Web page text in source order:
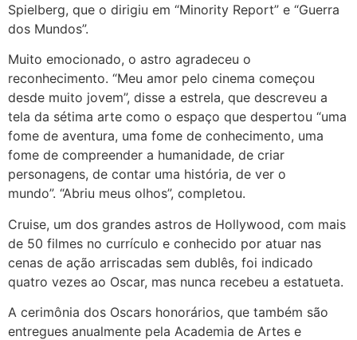
Spielberg, que o dirigiu em “Minority Report” e “Guerra
dos Mundos”.
Muito emocionado, o astro agradeceu o
reconhecimento. “Meu amor pelo cinema começou
desde muito jovem”, disse a estrela, que descreveu a
tela da sétima arte como o espaço que despertou “uma
fome de aventura, uma fome de conhecimento, uma
fome de compreender a humanidade, de criar
personagens, de contar uma história, de ver o
mundo”. “Abriu meus olhos”, completou.
Cruise, um dos grandes astros de Hollywood, com mais
de 50 filmes no currículo e conhecido por atuar nas
cenas de ação arriscadas sem dublês, foi indicado
quatro vezes ao Oscar, mas nunca recebeu a estatueta.
A cerimônia dos Oscars honorários, que também são
entregues anualmente pela Academia de Artes e